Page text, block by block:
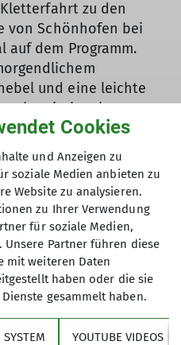
zu den
von Schönhofen bei
auf dem Programm.
und eine leichte
herein brach,
und wir
13 Teilnehmern der
Regensburg zu
zu den 50 größten
mit ca. 1100m²
gibt es über 100
sind. Der
Cookies
und Anzeigen zu
soziale Medien anbieten zu
Website zu analysieren.
zu Ihrer Verwendung
für soziale Medien,
Unsere Partner führen diese
mit weiteren Daten
haben oder die sie
gesammelt haben.
SYSTEM YOUTUBE VIDEOS